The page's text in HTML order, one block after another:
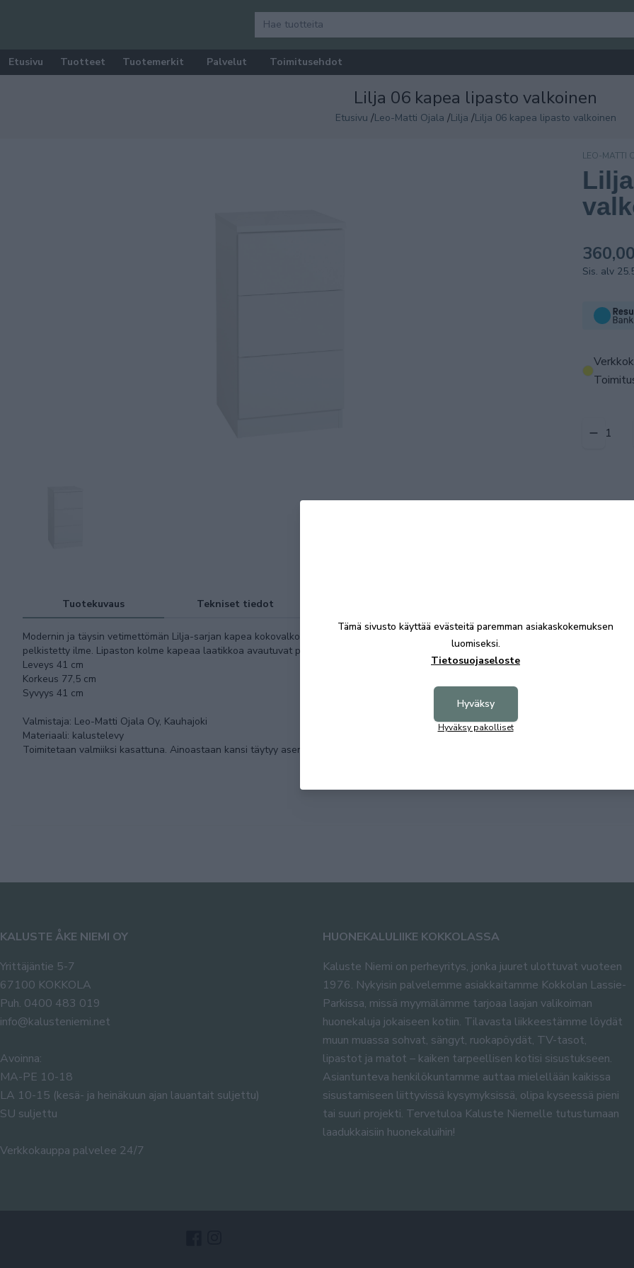
Etusivu Tuotteet Tuotemerkit Palvelut Toimitusehdot
Lilja 06 kapea lipasto valkoinen
Etusivu /Leo-Matti Ojala /Lilja /Lilja 06 kapea lipasto valkoinen
Tuotekuvaus Tekniset tiedot
Modernin ja täysin vetimettömän Lilja-sarjan kapea kokovalkoinen laatikosto. Lilja lipastossa on suoralinjainen ja
pelkistetty ilme. Lipaston kolme kapeaa laatikkoa avautuvat pomppumekanismien avulla.
Leveys 41 cm
Korkeus 77,5 cm
Syvyys 41 cm
Valmistaja: Leo-Matti Ojala Oy, Kauhajoki
Materiaali: kalustelevy
Toimitetaan valmiiksi kasattuna. Ainoastaan kansi täytyy asentaa.
LEO-MATTI
Sis. alv
KALUSTE ÅKE NIEMI OY
Yrittäjäntie 5-7
67100 KOKKOLA
Puh. 0400 483 019
info@kalusteniemi.net
Avoinna:
MA-PE 10-18
LA 10-15 (kesä- ja heinäkuun ajan lauantait suljettu)
SU suljettu
Verkkokauppa palvelee 24/7
HUONEKALULIIKE KOKKOLASSA
Kaluste Niemi on perheyritys, jonka juuret ulottuvat vuoteen
1976. Nykyisin palvelemme asiakkaitamme Kokkolan Lassie-
Parkissa, missä myymälämme tarjoaa laajan valikoiman
huonekaluja jokaiseen kotiin. Tilavasta liikkeestämme löydät
muun muassa sohvat, sängyt, ruokapöydät, TV-tasot,
lipastot ja matot – kaiken tarpeellisen kotisi sisustukseen.
Asiantunteva henkilökuntamme auttaa mielellään kaikissa
sisustamiseen liittyvissä kysymyksissä, olipa kyseessä pieni
tai suuri projekti. Tervetuloa Kaluste Niemelle tutustumaan
laadukkaisiin huonekaluihin!
Tämä sivusto käyttää evästeitä paremman asiakaskokemuksen
luomiseksi.
Tietosuojaseloste
Hyväksy
Hyväksy pakolliset